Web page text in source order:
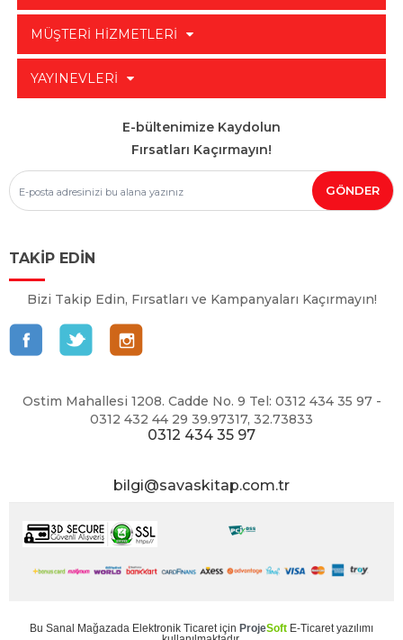
MÜŞTERİ HİZMETLERİ
YAYINEVLERİ
E-bültenimize Kaydolun
Fırsatları Kaçırmayın!
TAKİP EDİN
Bizi Takip Edin, Fırsatları ve Kampanyaları Kaçırmayın!
Ostim Mahallesi 1208. Cadde No. 9 Tel: 0312 434 35 97 -
0312 432 44 29 39.97317, 32.73833
0312 434 35 97
bilgi@savaskitap.com.tr
Bu Sanal Mağazada Elektronik Ticaret için ProjeSoft E-Ticaret yazılımı